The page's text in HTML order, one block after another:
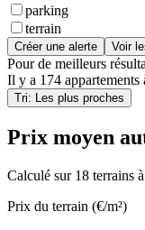
parking
terrain
Créer une alerte Voir
Pour de meilleurs
Il y a 174 appartements
Tri: Les plus proches
Prix moyen
Calculé sur 18 terrains
Prix du terrain (€/m²)